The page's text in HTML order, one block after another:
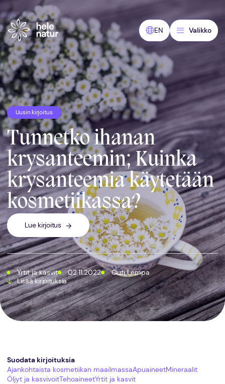
Siirry
sisältöön
EN
Valikko
Uusin kirjoitus
Tunnetko ihanan
krysanteemin; Kuinka
krysanteemia käytetään
kosmetiikassa?
Lue kirjoitus
Yrtit ja kasvit 02.11.2022
Outi Lempa
Lisää kirjoituksia
Suodata kirjoituksia
Ajankohtaista kosmetiikan maailmassaApuaineetMineraalit
Öljyt ja kasvivoitTehoaineetYrtit ja kasvit